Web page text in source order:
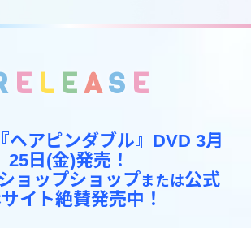
E L EAS E
ヘアピンダブル』DVD 3月
25日(金)発売！
ョップショップまたは公式
イト絶賛発売中！